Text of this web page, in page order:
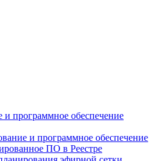
и программное обеспечение
и программное обеспечение
ПО в Реестре